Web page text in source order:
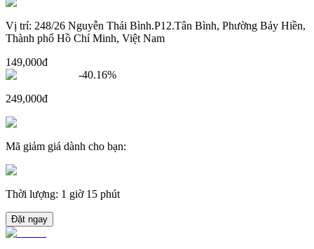
Vị trí: 248/26 Nguyễn Thái Bình.P12.Tân Bình, Phường Bảy Hiền,
Thành phố Hồ Chí Minh, Việt Nam
149,000đ
-40.16%
249,000đ
Mã giảm giá dành cho bạn:
Thời lượng: 1 giờ 15 phút
Đặt ngay